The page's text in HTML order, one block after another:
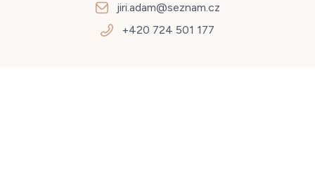
jiri.adam@seznam.cz
+420 724 501 177